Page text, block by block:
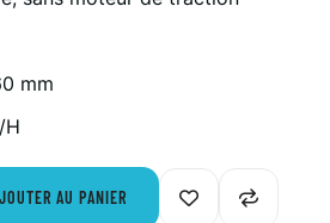
mm
H
AU PANIER